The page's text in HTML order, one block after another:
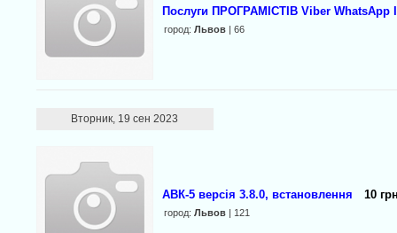
Послуги ПРОГРАМІСТІВ Viber WhatsApp
город: Львов| 66
Вторник, 19 сен 2023
АВК-5 версія 3.8.0, встановлення 10
город: Львов| 121